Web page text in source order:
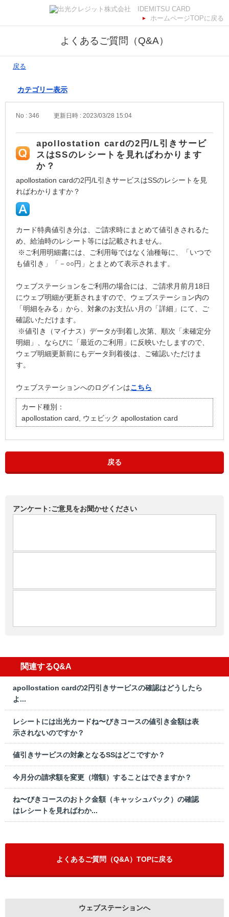
ホームページTOPに戻る
よくあるご質問（Q&A）
戻る
カテゴリー表示
No : 346 更新日時 : 2023/03/28 15:04
apollostation cardの2円/L引きサービ
スはSSのレシートを見ればわかります
か？
apollostation cardの2円/L引きサービスはSSのレシートを見
ればわかりますか？
カード特典値引き分は、ご請求時にまとめて値引きされるた
め、給油時のレシート等には記載されません。​
※ご利用明細書には、ご利用毎ではなく油種毎に、「いつで
も値引き」「－○○円」とまとめて表示されます。​
ウェブステーションをご利用の場合には、ご請求月前月18日
にウェブ明細が更新されますので、ウェブステーション内の
「明細をみる」から、対象のお支払い月の「詳細」にて、ご
確認いただけます。
※値引き（マイナス）データが到着し次第、順次「未確定分
明細」、ならびに「最近のご利用」に反映いたしますので、
ウェブ明細更新前にもデータ到着後は、ご確認いただけま
す。​
ウェブステーションへのログインはこちら
カード種別：
apollostation card, ウェビック apollostation card
戻る
アンケート:ご意見をお聞かせください
関連するQ&A
apollostation cardの2円引きサービスの確認はどうしたら
よ...
レシートには出光カードね〜びきコースの値引き金額は表
示されないのですか？
値引きサービスの対象となるSSはどこですか？
今月分の請求額を変更（増額）することはできますか？
ね〜びきコースのおトク金額（キャッシュバック）の確認
はレシートを見ればわか...
よくあるご質問（Q&A）TOPに戻る
ウェブステーションへ